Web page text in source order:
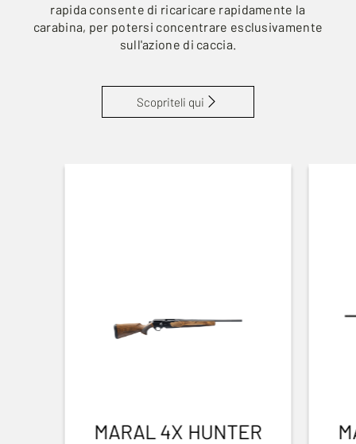
rapida consente di ricaricare rapidamente la
carabina, per potersi concentrare esclusivamente
sull'azione di caccia.
Scopriteli qui
MARAL 4X HUNTER